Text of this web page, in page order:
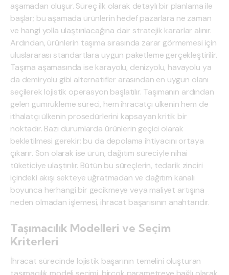
aşamadan oluşur. Süreç ilk olarak detaylı bir planlama ile
başlar; bu aşamada ürünlerin hedef pazarlara ne zaman
ve hangi yolla ulaştırılacağına dair stratejik kararlar alınır.
Ardından, ürünlerin taşıma sırasında zarar görmemesi için
uluslararası standartlara uygun paketleme gerçekleştirilir.
Taşıma aşamasında ise karayolu, denizyolu, havayolu ya
da demiryolu gibi alternatifler arasından en uygun olanı
seçilerek lojistik operasyon başlatılır. Taşımanın ardından
gelen gümrükleme süreci, hem ihracatçı ülkenin hem de
ithalatçı ülkenin prosedürlerini kapsayan kritik bir
noktadır. Bazı durumlarda ürünlerin geçici olarak
bekletilmesi gerekir; bu da depolama ihtiyacını ortaya
çıkarır. Son olarak ise ürün, dağıtım süreciyle nihai
tüketiciye ulaştırılır. Bütün bu süreçlerin, tedarik zinciri
içindeki akışı sekteye uğratmadan ve dağıtım kanalı
boyunca herhangi bir gecikmeye veya maliyet artışına
neden olmadan işlemesi, ihracat başarısının anahtarıdır.
Taşımacılık Modelleri ve Seçim
Kriterleri
İhracat sürecinde lojistik başarının temelini oluşturan